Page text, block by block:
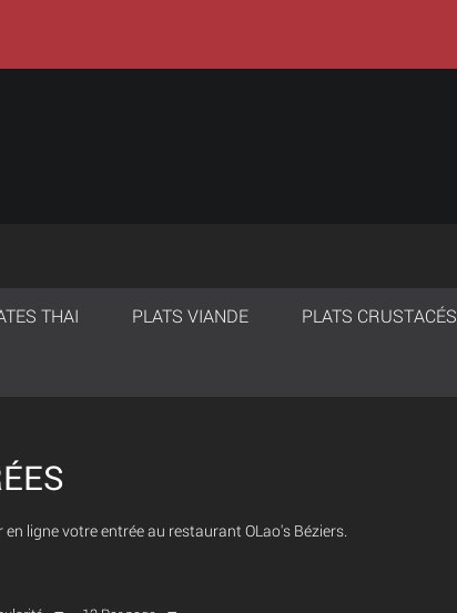
THAI PLATS VIANDE PLATS CRUSTACÉS
en ligne votre entrée au restaurant OLao's Béziers.